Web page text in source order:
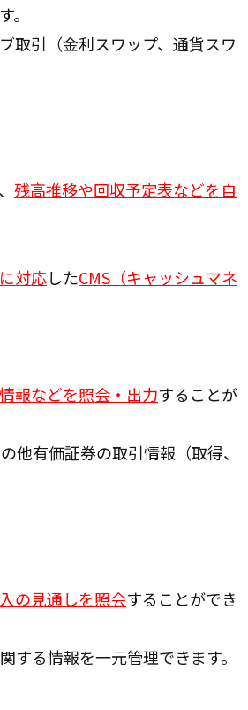
取引（金利スワップ、通貨スワ
残高推移や回収予定表などを自
対応したCMS（キャッシュマネ
報などを照会・出力することが
他有価証券の取引情報（取得、
の見通しを照会することができ
る情報を一元管理できます。